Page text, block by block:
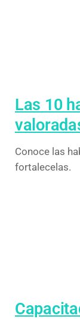
Las 10
Conoce las
fortalecelas.